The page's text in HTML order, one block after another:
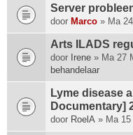
Server
door Marco » Ma
Arts ILADS
door Irene » Ma 27
behandelaar
Lyme disease
Documentary]
door RoelA » Ma 15